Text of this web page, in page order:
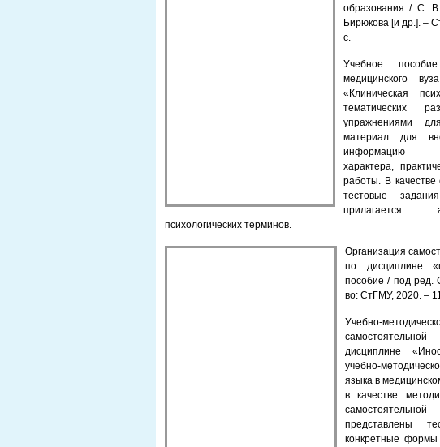
образования / С.
Бирюкова [и др.]. –
с.
Учебное
медицинского
«Клиническая
тематических
упражнениями
материал для
информацию
характера,
работы. В качестве
тестовые
прилагается
психологических терминов.
Организация
по дисциплине
пособие / под ред.
во: СтГМУ, 2020. –
Учебно-
дисциплине
учебно-
языка в
в качестве
представлены
конкретные формы